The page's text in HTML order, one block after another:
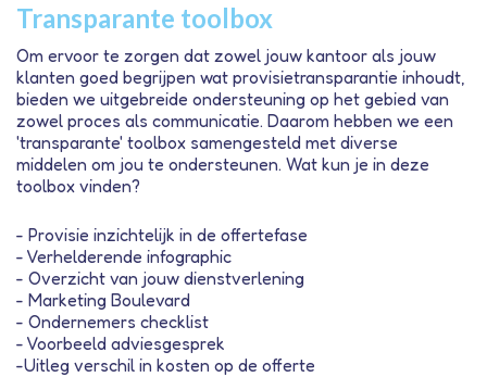
Transparante toolbox
Om ervoor te zorgen dat zowel jouw kantoor als jouw
klanten goed begrijpen wat provisietransparantie inhoudt,
bieden we uitgebreide ondersteuning op het gebied van
zowel proces als communicatie. Daarom hebben we een
'transparante' toolbox samengesteld met diverse
middelen om jou te ondersteunen. Wat kun je in deze
toolbox vinden?
- Provisie inzichtelijk in de offertefase
- Verhelderende infographic
- Overzicht van jouw dienstverlening
- Marketing Boulevard
- Ondernemers checklist
- Voorbeeld adviesgesprek
-Uitleg verschil in kosten op de offerte